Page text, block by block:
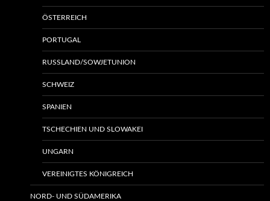
ÖSTERREICH
PORTUGAL
RUSSLAND/SOWJETUNION
SCHWEIZ
SPANIEN
TSCHECHIEN UND SLOWAKEI
UNGARN
VEREINIGTES KÖNIGREICH
NORD- UND SÜDAMERIKA